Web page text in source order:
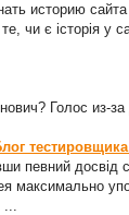
историю
чи є історія у
Голос из-
певний досвід
максимально
...